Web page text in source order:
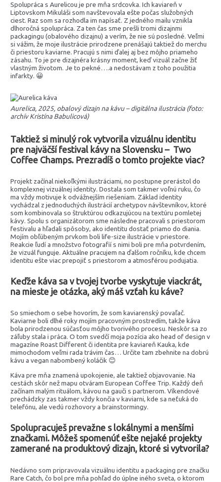
Spolupráca s Aurelicou je pre mňa srdcovka. Ich kaviareň v
Liptovskom Mikuláši som navštevovala ešte počas služobných
ciest. Raz som sa rozhodla im napísať. Z jedného mailu vznikla
dlhoročná spolupráca. Za ten čas sme prešli tromi dizajnmi
packagingu (obalového dizajnu) a verím, že nie sú posledné. Veľmi
si vážim, že moje ilustrácie prirodzene prenášajú taktiež do merchu
či priestoru kaviarne. Pracujú s nimi ďalej aj bez môjho priameho
zásahu. To je pre dizajnéra krásny moment, keď vizuál začne žiť
vlastným životom. Je to pekné….a nedostávam z toho použitia
infarkty. 😀
Aurelica, 2025, obalový dizajn na kávu – digitálna ilustrácia (foto:
archív Kristína Babulicová)
Taktiež si minulý rok vytvorila vizuálnu identitu
pre najväčší festival kávy na Slovensku – Two
Coffee Champs. Prezradíš o tomto projekte viac?
Projekt začínal niekoľkými ilustráciami, no postupne prerástol do
komplexnej vizuálnej identity. Dostala som takmer voľnú ruku, čo
ma vždy motivuje k odvážnejším riešeniam. Základ identity
vychádzal z jednoduchých ilustrácií archetypov návštevníkov, ktoré
som kombinovala so štruktúrou odkazujúcou na textúru pomletej
kávy. Spolu s organizátorom sme následne pracovali s priestorom
festivalu a hľadali spôsoby, ako identitu dostať priamo do diania.
Mojím obľúbeným prvkom boli life-size ilustrácie v priestore.
Reakcie ľudí a množstvo fotografií s nimi boli pre mňa potvrdením,
že vizuál funguje. Aktuálne pracujem na ďalšom ročníku, kde chcem
identitu ešte viac prepojiť s priestorom a atmosférou podujatia.
Keďže káva sa v tvojej tvorbe vyskytuje viackrát,
na mieste je otázka, aký máš vzťah ku káve?
So smiechom o sebe hovorím, že som kaviarenský povaľač.
Kaviarne boli dlhé roky mojím pracovným prostredím, takže káva
bola prirodzenou súčasťou môjho tvorivého procesu. Neskôr sa zo
záľuby stala i práca. O tom svedčí moja pozícia ako head of design v
magazíne Roast Different či identita pre kaviareň Kauka, kde
mimochodom veľmi rada trávim čas… Určite tam zbehnite na dobrú
kávu a vegan nabombený koláčik 😊
Káva pre mňa znamená upokojenie, ale taktiež objavovanie. Na
cestách skôr než mapu otváram European Coffee Trip. Každý deň
začínam malým rituálom, kávou na gauči s partnerom. Víkendové
prechádzky zas takmer vždy končia v kaviarni, kde sa neťuká do
telefónu, ale vedú rozhovory a brainstormingy.
Spolupracuješ prevažne s lokálnymi a menšími
značkami. Môžeš spomenúť ešte nejaké projekty
zamerané na produktový dizajn, ktoré si vytvorila?
Nedávno som pripravovala vizuálnu identitu a packaging pre značku
Rare Catch, čo bol pre mňa pohľad do úplne iného sveta, o ktorom